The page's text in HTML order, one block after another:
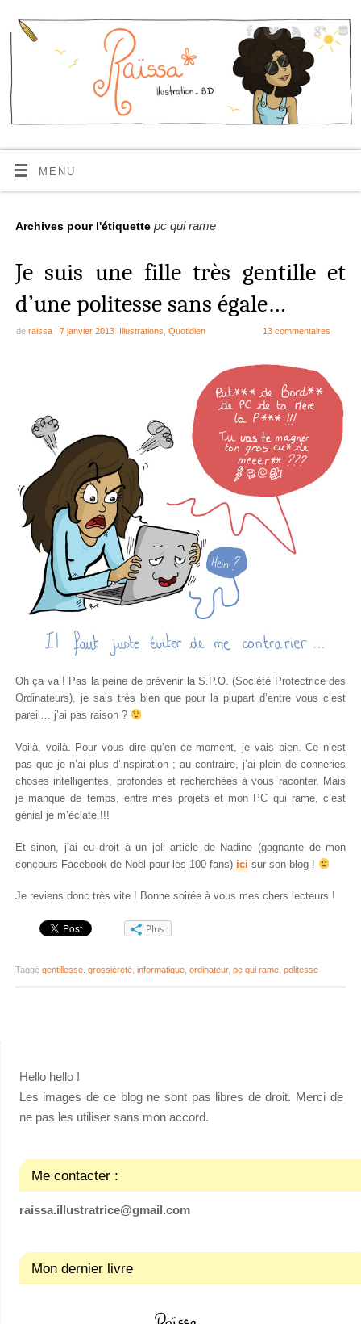
MENU
Archives pour l'étiquette pc qui rame
Je suis une fille très gentille et
d’une politesse sans égale…
de raissa | 7 janvier 2013 |Illustrations Quotidien 13 commentaires
Oh ça va ! Pas la peine de prévenir la S.P.O. (Société Protectrice des
Ordinateurs), je sais très bien que pour la plupart d’entre vous c’est
pareil… j’ai pas raison ?
Voilà, voilà. Pour vous dire qu’en ce moment, je vais bien. Ce n’est
pas que je n’ai plus d’inspiration ; au contraire, j’ai plein deconneries
choses intelligentes, profondes et recherchées à vous raconter. Mais
je manque de temps, entre mes projets et mon PC qui rame, c’est
génial je m’éclate !!!
Et sinon, j’ai eu droit à un joli article de Nadine (gagnante de mon
concours Facebook de Noël pour les 100 fans) ici sur son blog !
Je reviens donc très vite ! Bonne soirée à vous mes chers lecteurs !
Plus
Taggé gentillesse, grossièreté, informatique, ordinateur, pc qui rame, politesse
Hello hello !
Les images de ce blog ne sont pas libres de droit. Merci de
ne pas les utiliser sans mon accord.
Me contacter :
raissa.illustratrice@gmail.com
Mon dernier livre